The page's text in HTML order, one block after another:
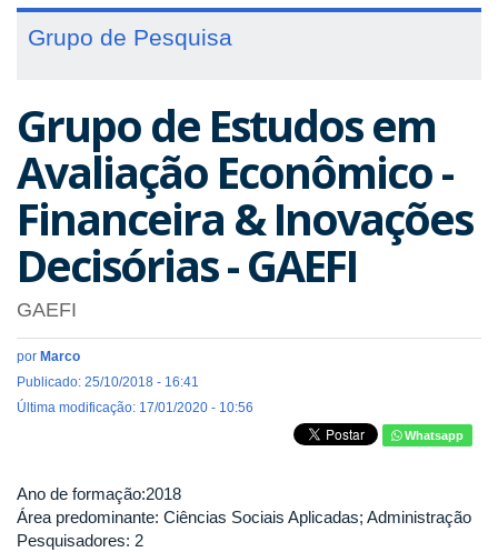
Grupo de Pesquisa
Grupo de Estudos em
Avaliação Econômico -
Financeira & Inovações
Decisórias - GAEFI
GAEFI
por Marco
Publicado: 25/10/2018 - 16:41
Última modificação: 17/01/2020 - 10:56
Whatsapp
Ano de formação:2018
Área predominante: Ciências Sociais Aplicadas; Administração
Pesquisadores: 2